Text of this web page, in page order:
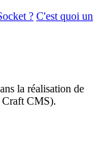
? C'est quoi un
la réalisation de
Craft CMS).